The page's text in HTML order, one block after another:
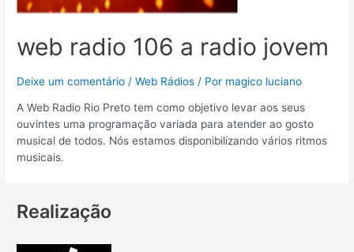
web radio 106 a radio jovem
Deixe um comentário /Web Rádios / Por magico luciano
A Web Radio Rio Preto tem como objetivo levar aos seus
ouvintes uma programação variada para atender ao gosto
musical de todos. Nós estamos disponibilizando vários ritmos
musicais.
Realização